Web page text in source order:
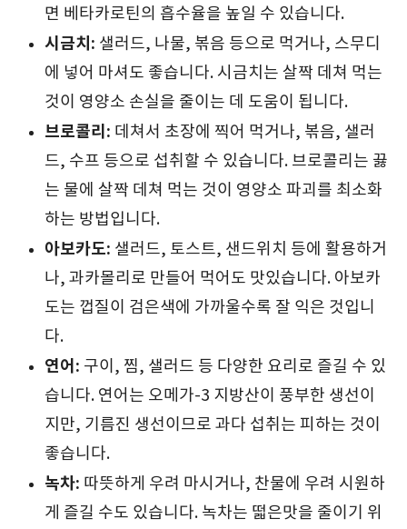
면 베타카로틴의 흡수율을 높일 수 있습니다.
시금치: 샐러드, 나물, 볶음 등으로 먹거나, 스무디
에 넣어 마셔도 좋습니다. 시금치는 살짝 데쳐 먹는
것이 영양소 손실을 줄이는 데 도움이 됩니다.
브로콜리: 데쳐서 초장에 찍어 먹거나, 볶음, 샐러
드, 수프 등으로 섭취할 수 있습니다. 브로콜리는 끓
는 물에 살짝 데쳐 먹는 것이 영양소 파괴를 최소화
하는 방법입니다.
아보카도: 샐러드, 토스트, 샌드위치 등에 활용하거
나, 과카몰리로 만들어 먹어도 맛있습니다. 아보카
도는 껍질이 검은색에 가까울수록 잘 익은 것입니
다.
연어: 구이, 찜, 샐러드 등 다양한 요리로 즐길 수 있
습니다. 연어는 오메가-3 지방산이 풍부한 생선이
지만, 기름진 생선이므로 과다 섭취는 피하는 것이
좋습니다.
녹차: 따뜻하게 우려 마시거나, 찬물에 우려 시원하
게 즐길 수도 있습니다. 녹차는 떫은맛을 줄이기 위